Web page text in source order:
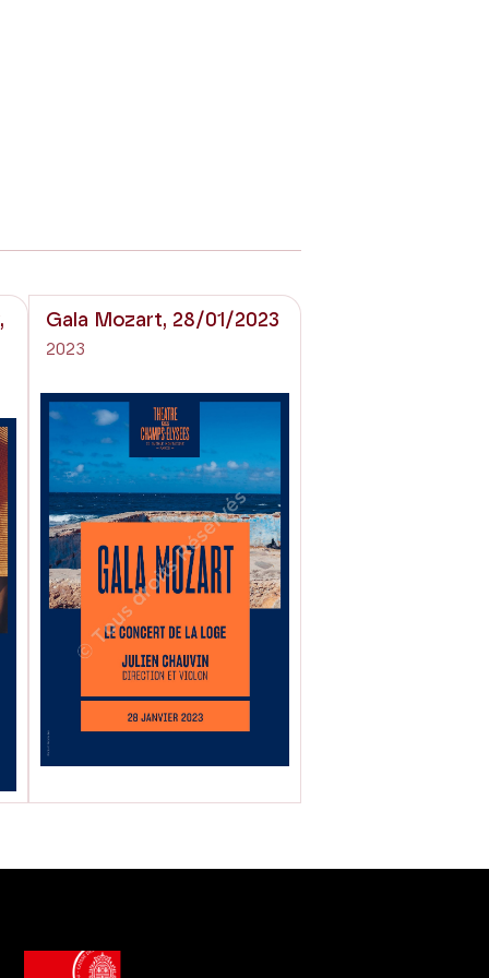
Gala Mozart, 28/01/2023
2023